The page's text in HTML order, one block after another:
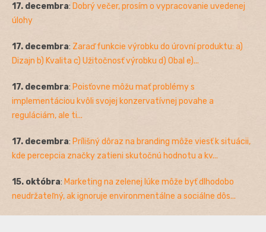
17. decembra: Dobrý večer, prosím o vypracovanie uvedenej
úlohy
17. decembra: Zaraď funkcie výrobku do úrovní produktu: a)
Dizajn b) Kvalita c) Užitočnosť výrobku d) Obal e)...
17. decembra: Poisťovne môžu mať problémy s
implementáciou kvôli svojej konzervatívnej povahe a
reguláciám, ale ti...
17. decembra: Prílišný dôraz na branding môže viesť k situácii,
kde percepcia značky zatieni skutočnú hodnotu a kv...
15. októbra: Marketing na zelenej lúke môže byť dlhodobo
neudržateľný, ak ignoruje environmentálne a sociálne dôs...